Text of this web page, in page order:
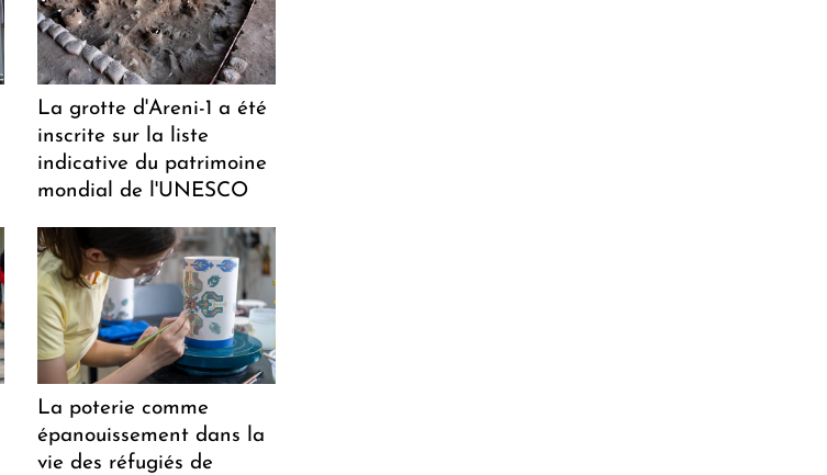
La grotte d'Areni-1 a été
inscrite sur la liste
indicative du patrimoine
mondial de l'UNESCO
La poterie comme
épanouissement dans la
vie des réfugiés de